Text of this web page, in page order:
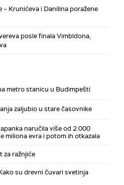
– Krunićeva i Danilina poražene
posle finala Vimbldona,
metro stanicu u Budimpešti
zaljubio u stare časovnike
naručila više od 2.000
miliona evra i potom ih otkazala
za ražnjiće
su drevni čuvari svetinja